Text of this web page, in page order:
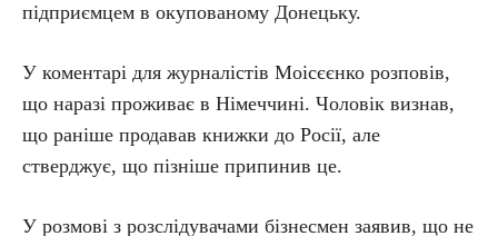
підприємцем в окупованому Донецьку.
У коментарі для журналістів Моісєєнко розповів,
що наразі проживає в Німеччині. Чоловік визнав,
що раніше продавав книжки до Росії, але
стверджує, що пізніше припинив це.
У розмові з розслідувачами бізнесмен заявив, що не